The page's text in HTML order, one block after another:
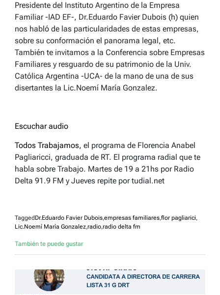
Presidente del Instituto Argentino de la Empresa
Familiar -IAD EF-, Dr.Eduardo Favier Dubois (h) quien
nos habló de las particularidades de estas empresas,
sobre su conformación el panorama legal, etc.
También te invitamos a la Conferencia sobre Empresas
Familiares y resguardo de su patrimonio de la Univ.
Católica Argentina -UCA- de la mano de una de sus
disertantes la Lic.Noemí María Gonzalez.
Escuchar audio
Todos Trabajamos, el programa de Florencia Anabel
Pagliaricci, graduada de RT. El programa radial que te
habla sobre Trabajo. Martes de 19 a 21hs por Radio
Delta 91.9 FM y Jueves repite por tudial.net
Tagged Dr.Eduardo Favier Dubois,empresas familiares,flor pagliarici,
Lic.Noemí María Gonzalez,radio,radio delta fm
También te puede gustar